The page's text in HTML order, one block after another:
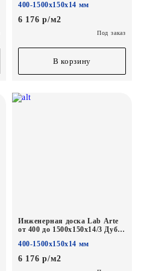
400-1500х150х14 мм
6 176 р/м2
Под заказ
В корзину
Инженерная доска Lab Arte
от 400 до 1500х150х14/3 Дуб
400-1500х150х14 мм
6 176 р/м2